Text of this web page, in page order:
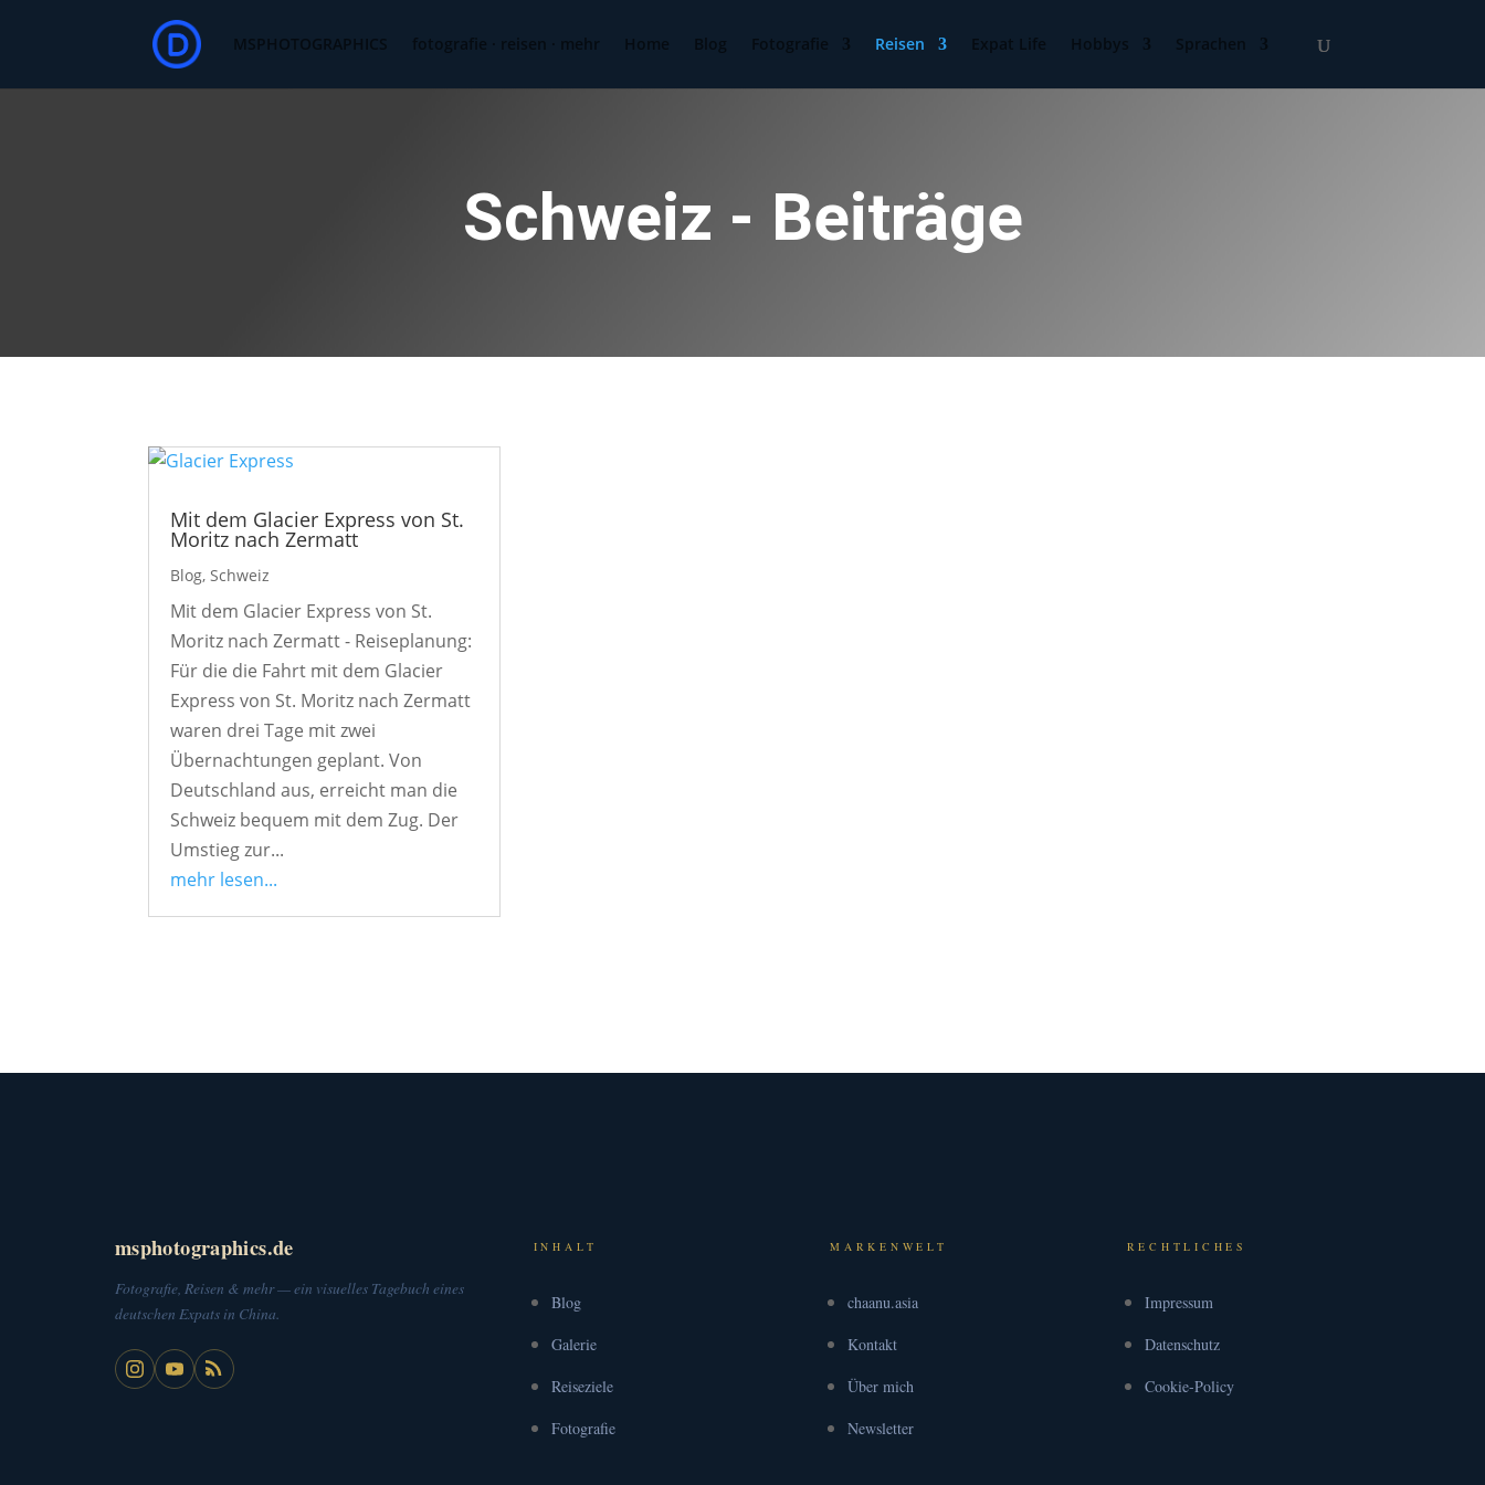
MSPHOTOGRAPHICS fotografie · reisen · mehr Home Blog Fotografie Reisen Expat Life Hobbys Sprachen
Schweiz - Beiträge
Mit dem Glacier Express von St.
Moritz nach Zermatt
Blog,Schweiz
Mit dem Glacier Express von St.
Moritz nach Zermatt - Reiseplanung:
Für die die Fahrt mit dem Glacier
Express von St. Moritz nach Zermatt
waren drei Tage mit zwei
Übernachtungen geplant. Von
Deutschland aus, erreicht man die
Schweiz bequem mit dem Zug. Der
Umstieg zur...
mehr lesen...
msphotographics.de
Fotografie, Reisen & mehr — ein visuelles Tagebuch eines
deutschen Expats in China.
INHALT
Blog
Galerie
Reiseziele
Fotografie
MARKENWELT
chaanu.asia
Kontakt
Über mich
Newsletter
RECHTLICHES
Impressum
Datenschutz
Cookie-Policy